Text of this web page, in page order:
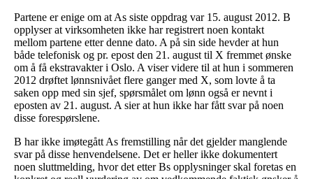
Partene er enige om at As siste oppdrag var 15. august 2012. B
opplyser at virksomheten ikke har registrert noen kontakt
mellom partene etter denne dato. A på sin side hevder at hun
både telefonisk og pr. epost den 21. august til X fremmet ønske
om å få ekstravakter i Oslo. A viser videre til at hun i sommeren
2012 drøftet lønnsnivået flere ganger med X, som lovte å ta
saken opp med sin sjef, spørsmålet om lønn også er nevnt i
eposten av 21. august. A sier at hun ikke har fått svar på noen
disse forespørslene.
B har ikke imøtegått As fremstilling når det gjelder manglende
svar på disse henvendelsene. Det er heller ikke dokumentert
noen sluttmelding, hvor det etter Bs opplysninger skal foretas en